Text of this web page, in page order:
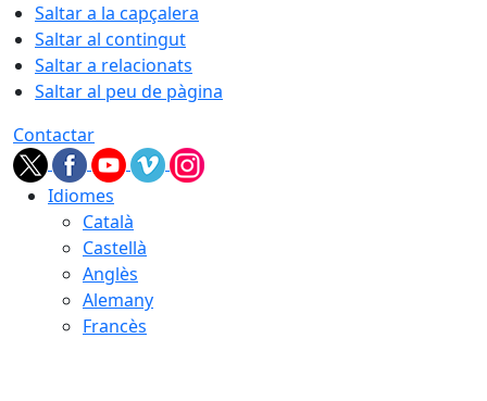
Saltar a la capçalera
Saltar al contingut
Saltar a relacionats
Saltar al peu de pàgina
Contactar
Idiomes
Català
Castellà
Anglès
Alemany
Francès